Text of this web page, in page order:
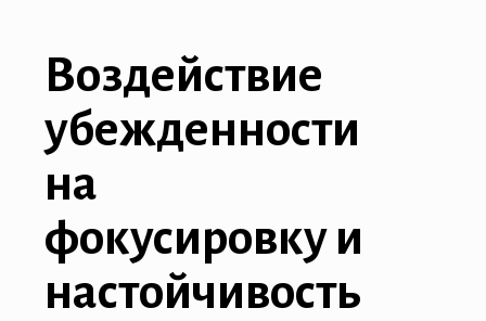
panel
panel
panel
Воздействие
убежденности
на
фокусировку и
настойчивость